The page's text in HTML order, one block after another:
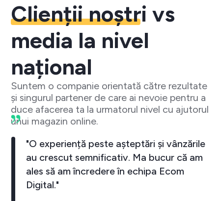
Clienții noștri vs
media la nivel
național
Suntem o companie orientată către rezultate
și singurul partener de care ai nevoie pentru a
duce afacerea ta la urmatorul nivel cu ajutorul
unui magazin online.
"O experiență peste așteptări și vânzările
au crescut semnificativ. Ma bucur că am
ales să am încredere în echipa Ecom
Digital."